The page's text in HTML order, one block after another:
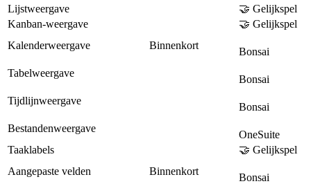
Lijstweergave
🤝 Gelijkspel
Kanban-weergave
🤝 Gelijkspel
Kalenderweergave
Binnenkort
Bonsai
Tabelweergave
Bonsai
Tijdlijnweergave
Bonsai
Bestandenweergave
OneSuite
Taaklabels
🤝 Gelijkspel
Aangepaste velden
Binnenkort
Bonsai